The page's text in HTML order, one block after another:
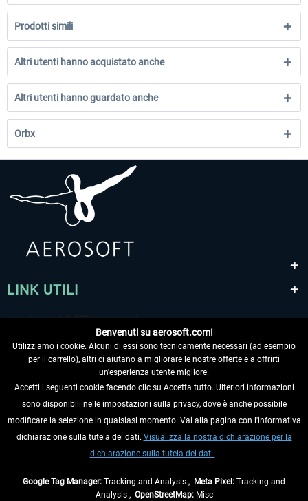
Prodotti simili
Altri utenti hanno acquistato anche
Altri utenti hanno guardato anche
Orbx
LINK UTILI
RECEDERE DAL CONTRATTO
INFORMAZIONI
Benvenuti su aerosoft.com!
Utilizziamo i cookie. Alcuni di essi sono tecnicamente necessari (ad esempio
per il carrello), altri ci aiutano a migliorare le nostre offerte e a offrirti
un'esperienza utente migliore.
Accetti i seguenti cookie facendo clic su Accetta tutto. Ulteriori informazioni
sono disponibili nelle impostazioni sulla privacy, dove è anche possibile
modificare la selezione in qualsiasi momento. Vai alla pagina con l'informativa
dichiarazione sulla tutela dei dati. Visualizza la nostra dichiarazione per la
dichiarazione sulla tutela dei dati.
Google Tag Manager: Tracking and Analysis , Meta Pixel: Tracking and
Analysis , OpenStreetMap:Misc